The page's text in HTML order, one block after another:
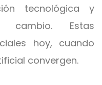
tecnológica y
Estas
hoy, cuando
convergen.